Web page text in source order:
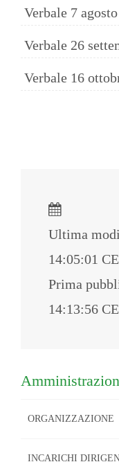
Verbale 7
Verbale 26
Verbale 16
Ultima
14:05:01
Prima
14:13:56
ORGANIZZAZIONE
INCARICHI